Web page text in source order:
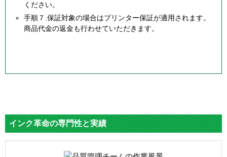
ください。
手順７.保証対象の場合はプリンター保証が適用されます。
商品代金の返金も行わせていただきます。
インク革命の専門性と実績